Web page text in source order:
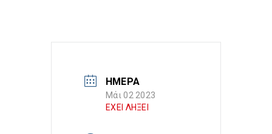
ΗΜΕΡΑ
Μάι 02 2023
ΕΧΕΙ ΛΗΞΕΙ